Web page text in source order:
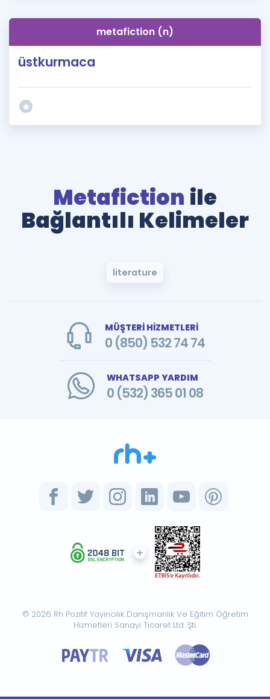
İngilizce Gramermetafiction (n)
üstkurmaca
Metafiction ile
Bağlantılı Kelimeler
literature
MÜŞTERİ HİZMETLERİ
0 (850) 532 74 74
WHATSAPP YARDIM
0 (532) 365 01 08
© 2026 Rh Pozitif Yayıncılık Danışmanlık Ve Eğitim Öğretim
Hizmetleri Sanayi Ticaret Ltd. Şti.